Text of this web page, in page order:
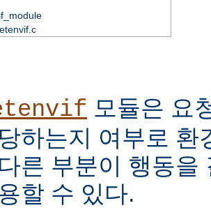
모듈은 요
하는지 여부로 환
른 부분이 행동을
할 수 있다.